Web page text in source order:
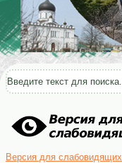
Версия для слабовидящих